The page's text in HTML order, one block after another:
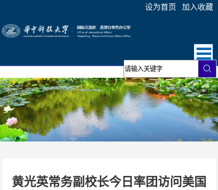
设为首页 加入收藏
黄光英常务副校长今日率团访问美国